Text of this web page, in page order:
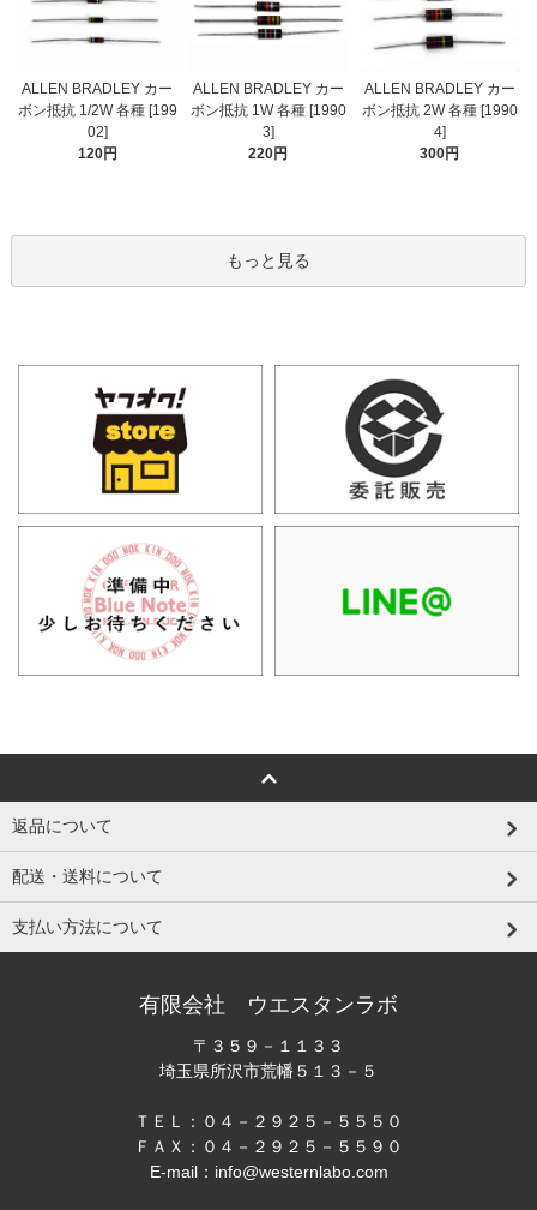
ALLEN BRADLEY カー
ボン抵抗 1/2W 各種 [199
02]
120円
ALLEN BRADLEY カー
ボン抵抗 1W 各種 [1990
3]
220円
ALLEN BRADLEY カー
ボン抵抗 2W 各種 [1990
4]
300円
もっと見る
返品について
配送・送料について
支払い方法について
有限会社 ウエスタンラボ
〒３５９－１１３３
埼玉県所沢市荒幡５１３－５
ＴＥＬ：０４－２９２５－５５５０
ＦＡＸ：０４－２９２５－５５９０
E-mail：info@westernlabo.com